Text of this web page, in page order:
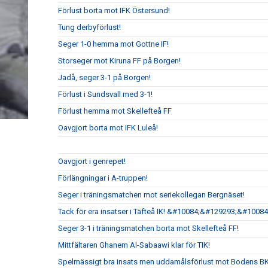
Förlust borta mot IFK Östersund!
Tung derbyförlust!
Seger 1-0 hemma mot Gottne IF!
Storseger mot Kiruna FF på Borgen!
Jadå, seger 3-1 på Borgen!
Förlust i Sundsvall med 3-1!
Förlust hemma mot Skellefteå FF
Oavgjort borta mot IFK Luleå!
Oavgjort i genrepet!
Förlängningar i A-truppen!
Seger i träningsmatchen mot seriekollegan Bergnäset!
Tack för era insatser i Täfteå IK!
Seger 3-1 i träningsmatchen borta mot Skellefteå FF!
Mittfältaren Ghanem Al-Sabaawi klar för TIK!
Spelmässigt bra insats men uddamålsförlust mot Bodens